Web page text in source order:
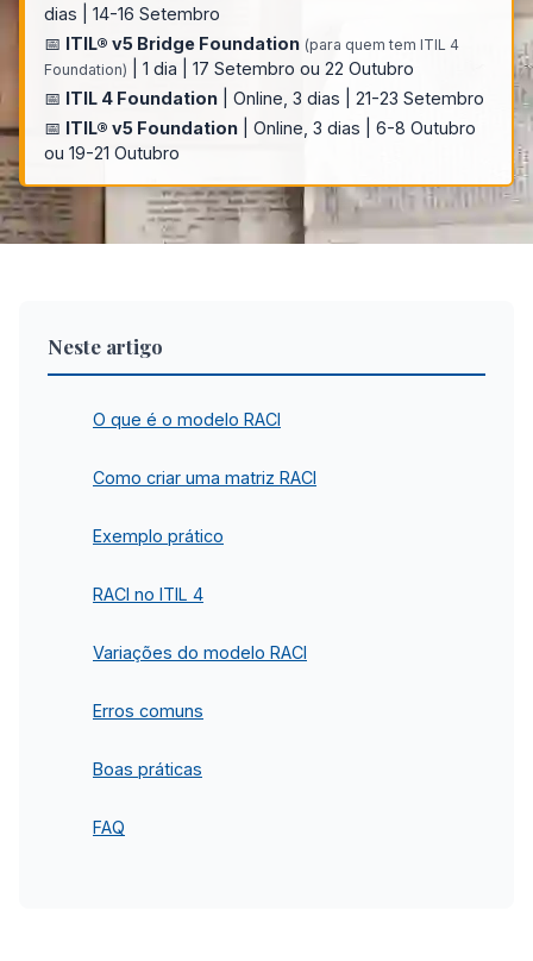
dias | 14-16 Setembro
📅 ITIL® v5 Bridge Foundation (para quem tem ITIL 4
Foundation)
| 1 dia | 17 Setembro ou 22 Outubro
📅 ITIL 4 Foundation | Online, 3 dias | 21-23 Setembro
📅 ITIL® v5 Foundation | Online, 3 dias | 6-8 Outubro
ou 19-21 Outubro
Neste artigo
O que é o modelo RACI
Como criar uma matriz RACI
Exemplo prático
RACI no ITIL 4
Variações do modelo RACI
Erros comuns
Boas práticas
FAQ